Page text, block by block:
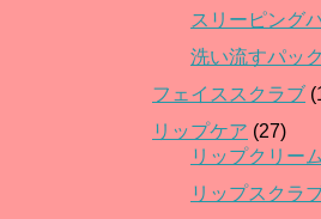
スリーピング
洗い流すパック
フェイススクラブ
リップケア (27)
リップクリー
リップスクラ